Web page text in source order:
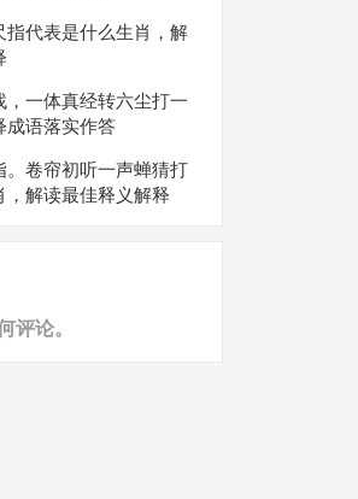
指代表是什么生肖，解
，一体真经转六尘打一
成语落实作答
。卷帘初听一声蝉猜打
，解读最佳释义解释
评论。